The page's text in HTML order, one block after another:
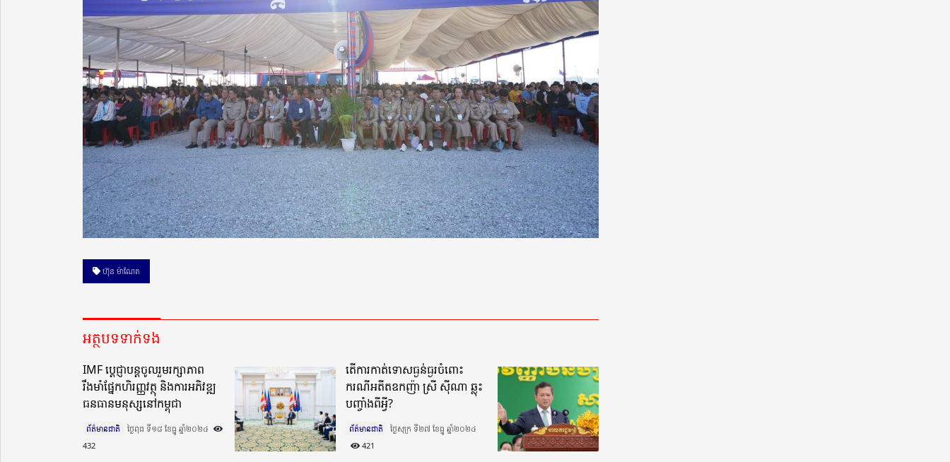
ហ៊ុន ម៉ាណែត
អត្ថបទទាក់ទង
IMF ប្ដេជ្ញាបន្តចូលរួមរក្សាភាព
រឹងមាំផ្នែកហិរញ្ញវត្ថុ​ និងការអភិវឌ្ឍ
ធនធានមនុស្សនៅកម្ពុជា
ព័ត៌មានជាតិ
ថ្ងៃពុធ ទី១៨ ខែធ្នូ ឆ្នាំ២០២៤​
432
តើការកាត់ទោសធ្ងន់ធ្ងរចំពោះ
ករណីអតីតឧកញ៉ា ស្រី ស៊ីណា ឆ្លុះ
បញ្ចាំងពីអ្វី?
ព័ត៌មានជាតិ
ថ្ងៃសុក្រ ទី២៧ ខែធ្នូ ឆ្នាំ២០២៤​
421